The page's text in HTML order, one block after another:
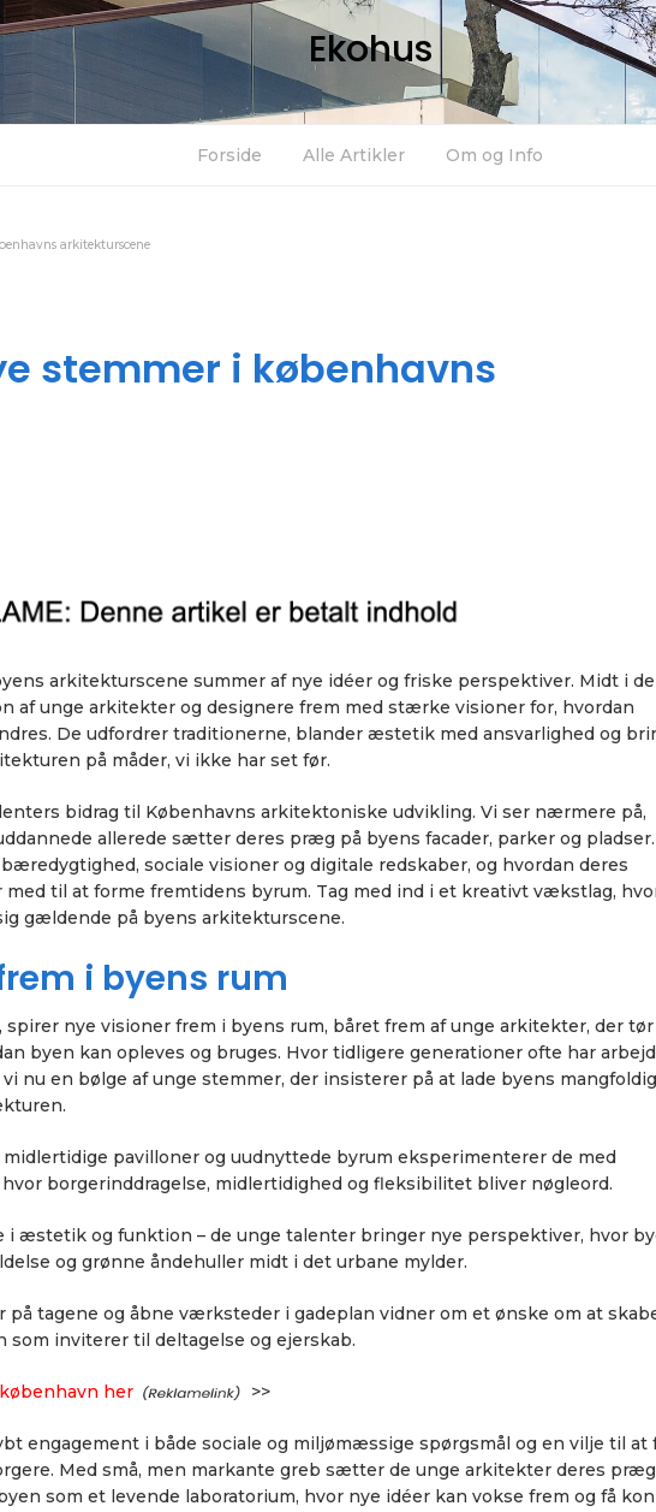
Ekohus
Forside Alle Artikler Om og Info
arkitekturscene
stemmer i københavns
arkitekturscene summer af nye idéer og friske perspektiver. Midt i
af unge arkitekter og designere frem med stærke visioner for, hvordan
De udfordrer traditionerne, blander æstetik med ansvarlighed og
på måder, vi ikke har set før.
bidrag til Københavns arkitektoniske udvikling. Vi ser nærmere på,
allerede sætter deres præg på byens facader, parker og pladser.
sociale visioner og digitale redskaber, og hvordan deres
til at forme fremtidens byrum. Tag med ind i et kreativt vækstlag,
gældende på byens arkitekturscene.
i byens rum
nye visioner frem i byens rum, båret frem af unge arkitekter, der tør
byen kan opleves og bruges. Hvor tidligere generationer ofte har
nu en bølge af unge stemmer, der insisterer på at lade byens
pavilloner og uudnyttede byrum eksperimenterer de med
borgerinddragelse, midlertidighed og fleksibilitet bliver nøgleord.
æstetik og funktion – de unge talenter bringer nye perspektiver, hvor
og grønne åndehuller midt i det urbane mylder.
tagene og åbne værksteder i gadeplan vidner om et ønske om at
som inviterer til deltagelse og ejerskab.
her >>
engagement i både sociale og miljømæssige spørgsmål og en vilje til at
Med små, men markante greb sætter de unge arkitekter deres
som et levende laboratorium, hvor nye idéer kan vokse frem og få